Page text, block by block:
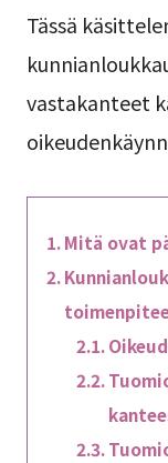
Tässä
vastakanteet
Mitä ovat